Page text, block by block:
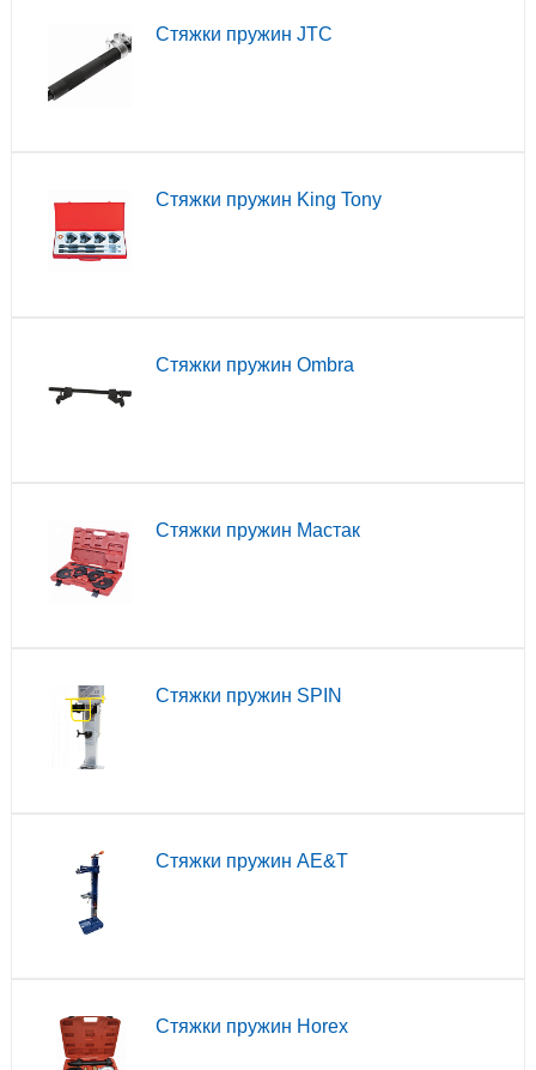
Стяжки пружин JTC
Стяжки пружин King Tony
Стяжки пружин Ombra
Стяжки пружин Мастак
Стяжки пружин SPIN
Стяжки пружин AE&T
Стяжки пружин Horex